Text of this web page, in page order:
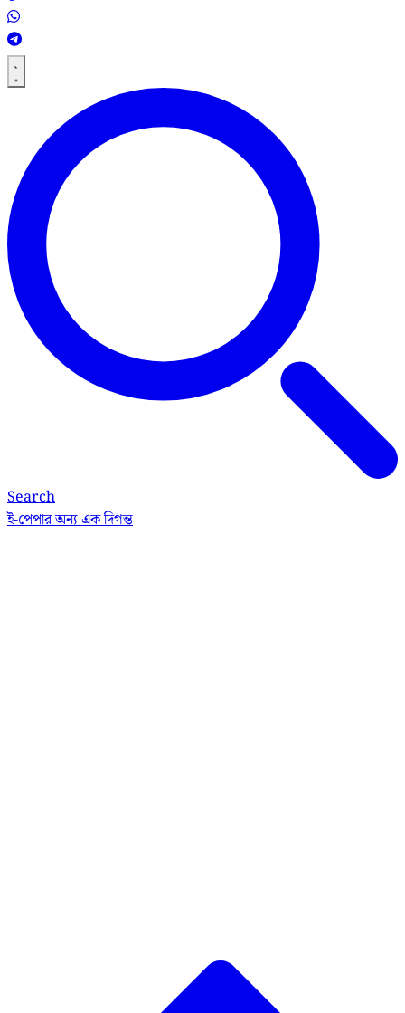
Search
ই-পেপারঅন্য এক দিগন্ত